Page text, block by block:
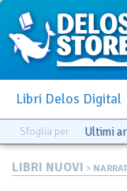
Libri Delos Digital
Sfoglia per Ultimi
LIBRI NUOVI >